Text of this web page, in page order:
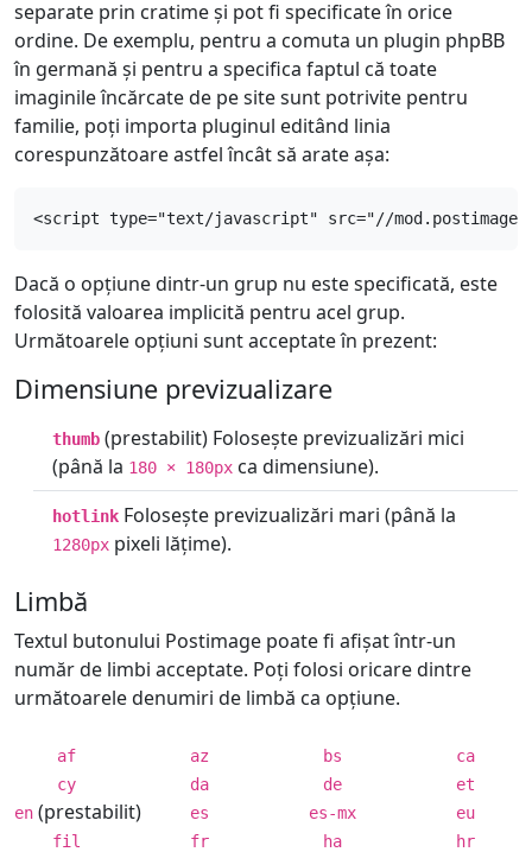
separate prin cratime și pot fi specificate în orice
ordine. De exemplu, pentru a comuta un plugin phpBB
în germană și pentru a specifica faptul că toate
imaginile încărcate de pe site sunt potrivite pentru
familie, poți importa pluginul editând linia
corespunzătoare astfel încât să arate așa:
<script type="text/javascript" src="//
Dacă o opțiune dintr-un grup nu este specificată, este
folosită valoarea implicită pentru acel grup.
Următoarele opțiuni sunt acceptate în prezent:
Dimensiune previzualizare
thumb (prestabilit) Folosește previzualizări mici
(până la 180 × 180px ca dimensiune).
hotlink Folosește previzualizări mari (până la
1280px pixeli lățime).
Limbă
Textul butonului Postimage poate fi afișat într-un
număr de limbi acceptate. Poți folosi oricare dintre
următoarele denumiri de limbă ca opțiune.
af az bs
ca
cy
da de
et
en (prestabilit) es es-mx
eu
fil
fr ha
hr